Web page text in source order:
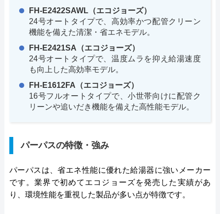
FH-E2422SAWL（エコジョーズ）
24号オートタイプで、高効率かつ配管クリーン
機能を備えた清潔・省エネモデル。
FH-E2421SA（エコジョーズ）
24号オートタイプで、温度ムラを抑え給湯速度
も向上した高効率モデル。
FH-E1612FA（エコジョーズ）
16号フルオートタイプで、小世帯向けに配管ク
リーンや追いだき機能を備えた高性能モデル。
パーパスの特徴・強み
パーパスは、省エネ性能に優れた給湯器に強いメーカー
です。業界で初めてエコジョーズを発売した実績があ
り、環境性能を重視した製品が多い点が特徴です。